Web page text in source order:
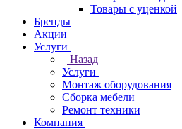
Товары с уценкой
Бренды
Акции
Услуги
Назад
Услуги
Монтаж оборудования
Сборка мебели
Ремонт техники
Компания